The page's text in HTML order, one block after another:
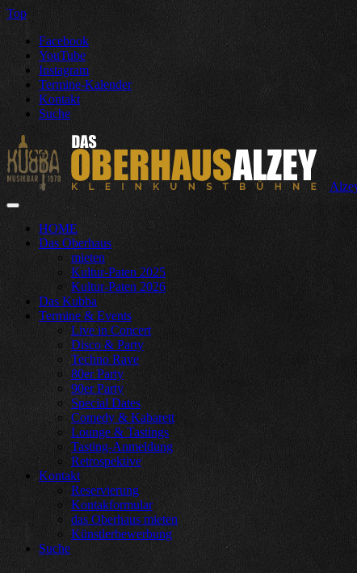
Top
Facebook
YouTube
Instagram
Termine-Kalender
Kontakt
Suche
HOME
Das Oberhaus
mieten
Kultur-Paten 2025
Kultur-Paten 2026
Das Kubba
Termine & Events
Live in Concert
Disco & Party
Techno Rave
80er Party
90er Party
Special Dates
Comedy & Kabarett
Lounge & Tastings
Tasting-Anmeldung
Retrospektive
Kontakt
Reservierung
Kontakformular
das Oberhaus mieten
Künstlerbewerbung
Suche